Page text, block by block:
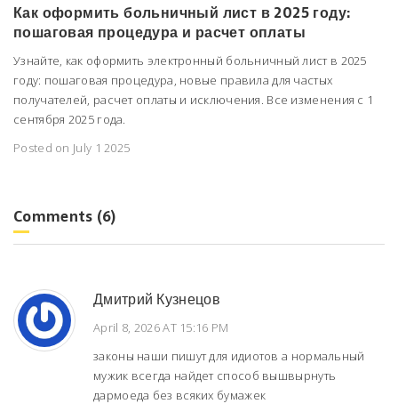
Как оформить больничный лист в 2025 году:
пошаговая процедура и расчет оплаты
Узнайте, как оформить электронный больничный лист в 2025
году: пошаговая процедура, новые правила для частых
получателей, расчет оплаты и исключения. Все изменения с 1
сентября 2025 года.
Posted on July 1 2025
Comments (6)
Дмитрий Кузнецов
April 8, 2026 AT 15:16 PM
законы наши пишут для идиотов а нормальный
мужик всегда найдет способ вышвырнуть
дармоеда без всяких бумажек